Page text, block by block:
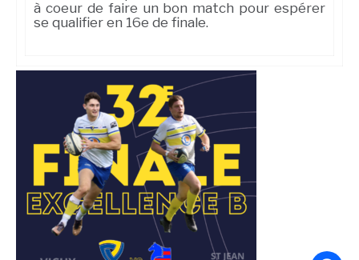
à coeur de faire un bon match pour espérer
se qualifier en 16e de finale.